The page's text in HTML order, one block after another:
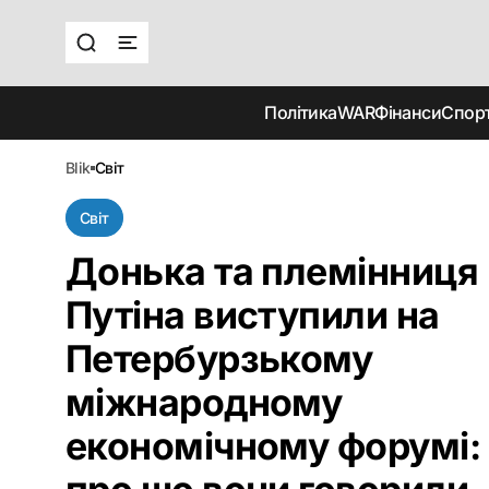
ПолітикаWARФінанси
blik світ
Світ
Донька та племінниця
Путіна виступили на
Петербурзькому
міжнародному
економічному форумі: